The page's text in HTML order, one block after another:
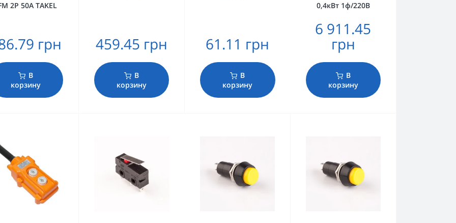
2P 50A TAKEL
грн
В
корзину
459.45 грн
В
корзину
61.11 грн
В
корзину
0,4кВт 1ф/220В
6 911.45
грн
В
корзину